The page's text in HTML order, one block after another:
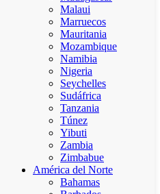
Malaui
Marruecos
Mauritania
Mozambique
Namibia
Nigeria
Seychelles
Sudáfrica
Tanzania
Túnez
Yibuti
Zambia
Zimbabue
América del Norte
Bahamas